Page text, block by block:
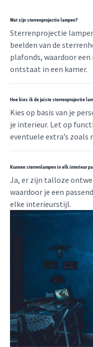
Wat zijn sterrenprojectie lampen?
Sterrenprojectie
beelden van de
plafonds, waardoor
ontstaat in een kamer.
Hoe kies ik de juiste sterrenprojectie
Kies op basis van je
je interieur. Let op
eventuele extra’s zoals
Kunnen sterrenlampen in elk interieur
Ja, er zijn talloze
waardoor je een
elke interieurstijl.